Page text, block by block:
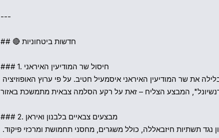
---
## 🔴 חדשות ביטחוניות
### 1. חיסול שר המודיעין האיראני
המבצע הצליח – זאת על רקע הסלמה צבאית מתמשכת באזור.
### 2. מבצעים צבאיים בלבנון ואיראן